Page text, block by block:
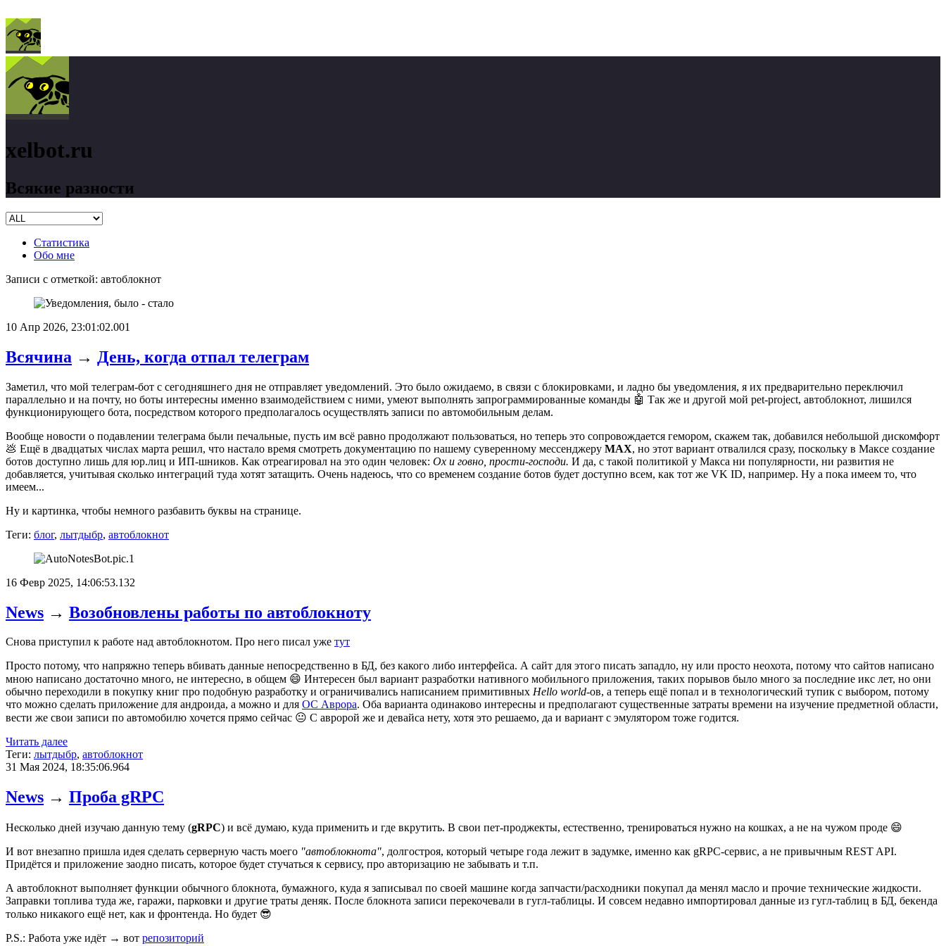
xelbot.ru
xelbot.ru
Всякие разности
Статистика
Обо мне
Записи с отметкой: автоблокнот
10 Апр 2026, 23:01:02.001
Всячина → День, когда отпал телеграм
Заметил, что мой телеграм-бот с сегодняшнего дня не отправляет уведомлений. Это было ожидаемо, в связи с блокировками, и ладно бы уведомления, я их предварительно переключил
параллельно и на почту, но боты интересны именно взаимодействием с ними, умеют выполнять запрограммированные команды 🤖 Так же и другой мой pet-project, автоблокнот, лишился
функционирующего бота, посредством которого предполагалось осуществлять записи по автомобильным делам.
Вообще новости о подавлении телеграма были печальные, пусть им всё равно продолжают пользоваться, но теперь это сопровождается гемором, скажем так, добавился небольшой дискомфорт
💩 Ещё в двадцатых числах марта решил, что настало время смотреть документацию по нашему суверенному мессенджеру MAX, но этот вариант отвалился сразу, поскольку в Максе создание
ботов доступно лишь для юр.лиц и ИП-шников. Как отреагировал на это один человек: Ох и говно, прости-господи. И да, с такой политикой у Макса ни популярности, ни развития не
добавляется, учитывая сколько интеграций туда хотят затащить. Очень надеюсь, что со временем создание ботов будет доступно всем, как тот же VK ID, например. Ну а пока имеем то, что
имеем...
Ну и картинка, чтобы немного разбавить буквы на странице.
Теги: блог, лытдыбр, автоблокнот
16 Февр 2025, 14:06:53.132
News → Возобновлены работы по автоблокноту
Снова приступил к работе над автоблокнотом. Про него писал уже тут
Просто потому, что напряжно теперь вбивать данные непосредственно в БД, без какого либо интерфейса. А сайт для этого писать западло, ну или просто неохота, потому что сайтов написано
мною написано достаточно много, не интересно, в общем 😄 Интересен был вариант разработки нативного мобильного приложения, таких порывов было много за последние икс лет, но они
обычно переходили в покупку книг про подобную разработку и ограничивались написанием примитивных Hello world-ов, а теперь ещё попал и в технологический тупик с выбором, потому
что можно сделать приложение для андроида, а можно и для ОС Аврора. Оба варианта одинаково интересны и предполагают существенные затраты времени на изучение предметной области,
вести же свои записи по автомобилю хочется прямо сейчас 😐 С авророй же и девайса нету, хотя это решаемо, да и вариант с эмулятором тоже годится.
Читать далее
Теги: лытдыбр, автоблокнот
31 Мая 2024, 18:35:06.964
News → Проба gRPC
Несколько дней изучаю данную тему (gRPC) и всё думаю, куда применить и где вкрутить. В свои пет-проджекты, естественно, тренироваться нужно на кошках, а не на чужом проде 😄
И вот внезапно пришла идея сделать серверную часть моего "автоблокнота", долгостроя, который четыре года лежит в задумке, именно как gRPC-сервис, а не привычным REST API.
Придётся и приложение заодно писать, которое будет стучаться к сервису, про авторизацию не забывать и т.п.
А автоблокнот выполняет функции обычного блокнота, бумажного, куда я записывал по своей машине когда запчасти/расходники покупал да менял масло и прочие технические жидкости.
Заправки топлива туда же, гаражи, парковки и другие траты деняк. После блокнота записи перекочевали в гугл-таблицы. И совсем недавно импортировал данные из гугл-таблиц в БД, бекенда
только никакого ещё нет, как и фронтенда. Но будет 😎
P.S.: Работа уже идёт → вот репозиторий